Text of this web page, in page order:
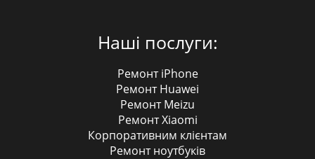
Наші послуги:
Ремонт iPhone
Ремонт Huawei
Ремонт Meizu
Ремонт Xiaomi
Корпоративним клієнтам
Ремонт ноутбуків